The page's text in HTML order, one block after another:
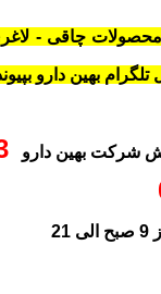
محصولات چاقی -
بهین دارو
شرکت بهین دارو